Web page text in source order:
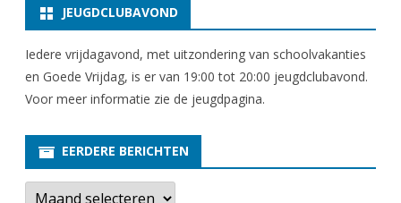
JEUGDCLUBAVOND
Iedere vrijdagavond, met uitzondering van schoolvakanties
en Goede Vrijdag, is er van 19:00 tot 20:00 jeugdclubavond.
Voor meer informatie zie de jeugdpagina.
EERDERE BERICHTEN
E